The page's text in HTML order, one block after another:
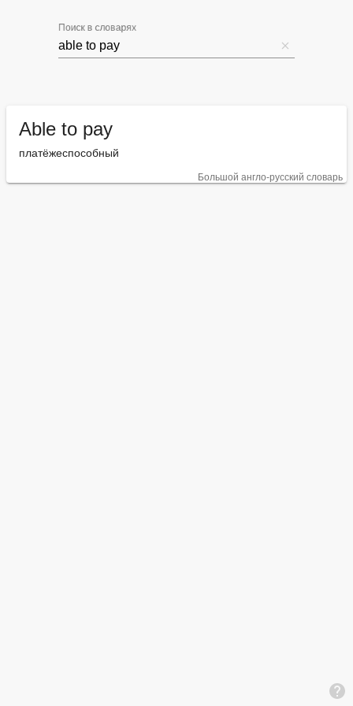
Поиск в словарях
Able to pay
платёжеспособный
Большой англо-русский словарь